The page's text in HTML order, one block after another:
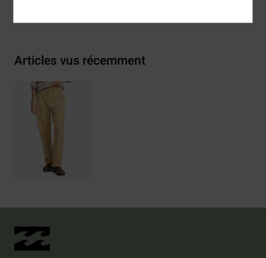
Articles vus récemment